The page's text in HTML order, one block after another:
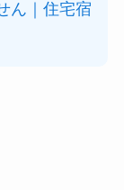
ん｜住宅宿